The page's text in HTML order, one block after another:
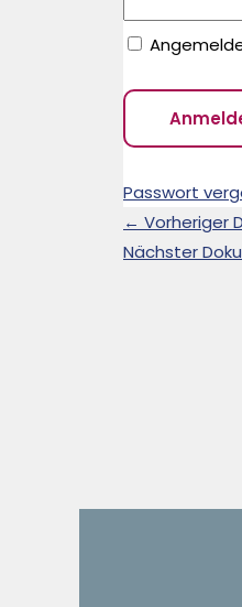
Passwort
← Vorheriger
Nächster